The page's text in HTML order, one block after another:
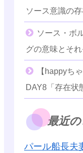
ソース意識の存
ソース・ボ
グの意味とそ
【happyち
DAY8「存在状
最近
パール船長夫